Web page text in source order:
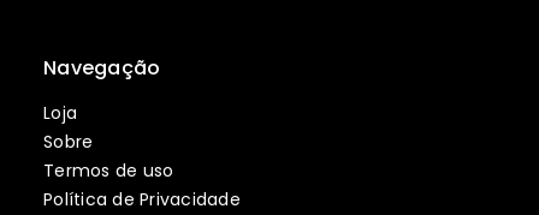
Navegação
Loja
Sobre
Termos de uso
Política de Privacidade